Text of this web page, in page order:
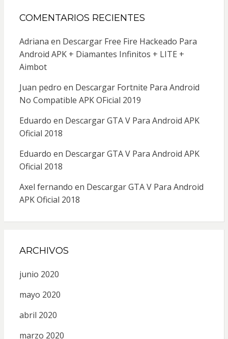
COMENTARIOS RECIENTES
Adriana en Descargar Free Fire Hackeado Para
Android APK + Diamantes Infinitos + LITE +
Aimbot
Juan pedro en Descargar Fortnite Para Android
No Compatible APK OFicial 2019
Eduardo en Descargar GTA V Para Android APK
Oficial 2018
Eduardo en Descargar GTA V Para Android APK
Oficial 2018
Axel fernando en Descargar GTA V Para Android
APK Oficial 2018
ARCHIVOS
junio 2020
mayo 2020
abril 2020
marzo 2020